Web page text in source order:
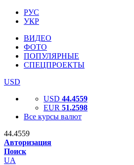
РУС
УКР
ВИДЕО
ФОТО
ПОПУЛЯРНЫЕ
СПЕЦПРОЕКТЫ
USD
USD 44.4559
EUR 51.2598
Все курсы валют
44.4559
Авторизация
Поиск
UA